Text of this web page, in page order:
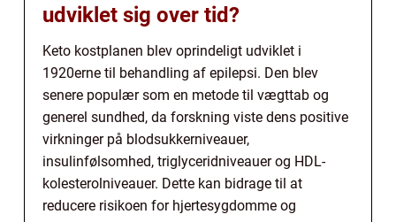
udviklet sig over tid?
Keto kostplanen blev oprindeligt udviklet i
1920erne til behandling af epilepsi. Den blev
senere populær som en metode til vægttab og
generel sundhed, da forskning viste dens positive
virkninger på blodsukkerniveauer,
insulinfølsomhed, triglyceridniveauer og HDL-
kolesterolniveauer. Dette kan bidrage til at
reducere risikoen for hjertesygdomme og